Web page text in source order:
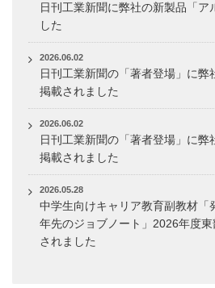
日刊工業新聞に弊社の新製品「ア
した
2026.06.02
日刊工業新聞の「著者登場」に弊
掲載されました
2026.06.02
日刊工業新聞の「著者登場」に弊
掲載されました
2026.05.28
中学生向けキャリア教育副教材「
年先のジョブノート」2026年度
されました